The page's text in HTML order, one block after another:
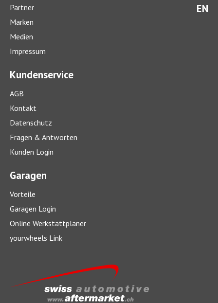
EN
Partner
Marken
Medien
Impressum
Kundenservice
AGB
Kontakt
Datenschutz
Fragen & Antworten
Kunden Login
Garagen
Vorteile
Garagen Login
Online Werkstattplaner
yourwheels Link